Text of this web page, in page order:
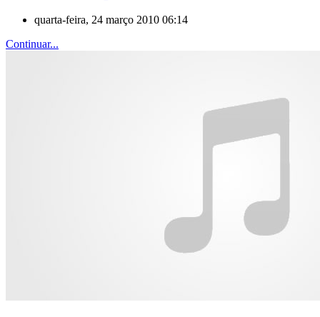
quarta-feira, 24 março 2010 06:14
Continuar...